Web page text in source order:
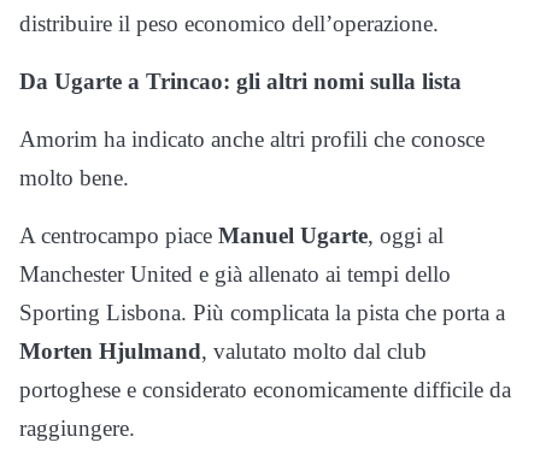
distribuire il peso economico dell’operazione.
Da Ugarte a Trincao: gli altri nomi sulla lista
Amorim ha indicato anche altri profili che conosce
molto bene.
A centrocampo piace Manuel Ugarte, oggi al
Manchester United e già allenato ai tempi dello
Sporting Lisbona. Più complicata la pista che porta a
Morten Hjulmand, valutato molto dal club
portoghese e considerato economicamente difficile da
raggiungere.